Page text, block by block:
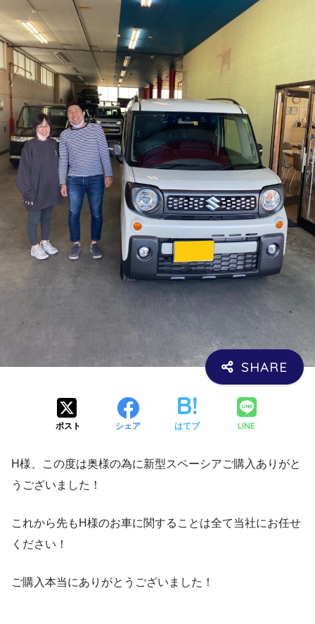
ポスト シェア はてブ LINE
H様、この度は奥様の為に新型スペーシアご購入ありがと
うございました！
これから先もH様のお車に関することは全て当社にお任せ
ください！
ご購入本当にありがとうございました！